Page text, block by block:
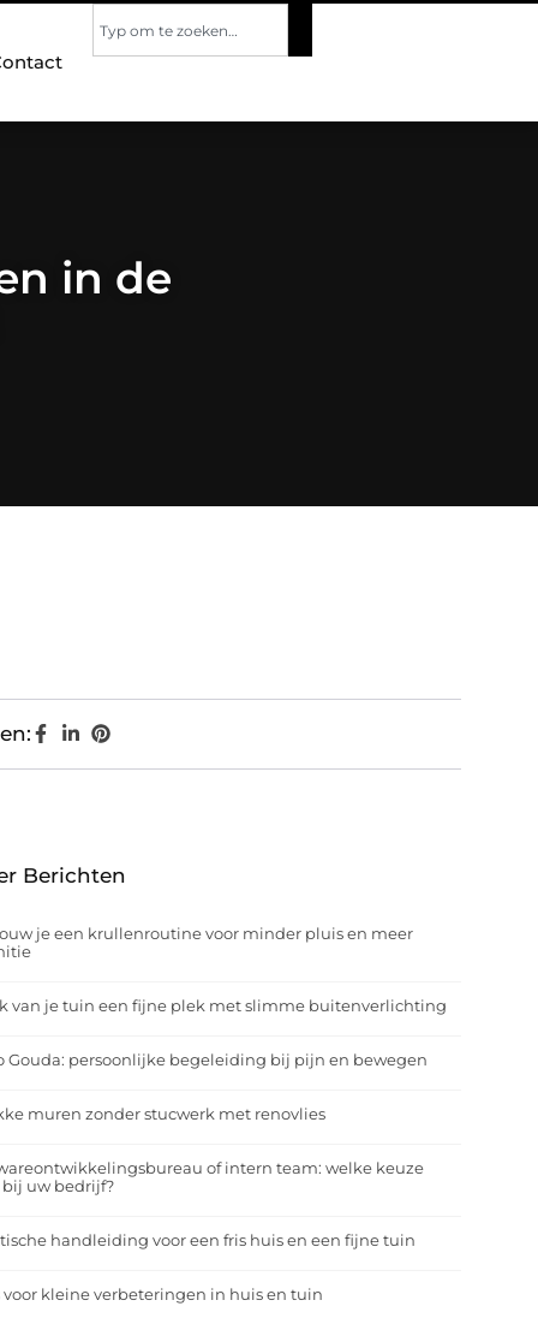
in de
Berichten
je een krullenroutine voor minder pluis en meer
van je tuin een fijne plek met slimme buitenverlichting
Gouda: persoonlijke begeleiding bij pijn en bewegen
muren zonder stucwerk met renovlies
of intern team: welke keuze
bij uw bedrijf?
handleiding voor een fris huis en een fijne tuin
voor kleine verbeteringen in huis en tuin